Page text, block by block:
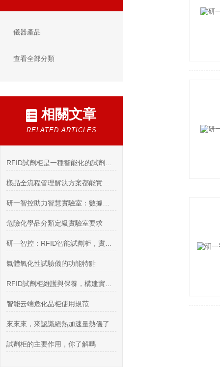
儀器產品
查看全部分類
相關文章
RELATED ARTICLES
危險化學品分類定級實驗室要求
氣體氧化性試驗儀的功能特點
智能云端危化品柜使用規范
來來來，來認識絕熱加速量熱儀了
試劑柜的主要作用，你了解嗎